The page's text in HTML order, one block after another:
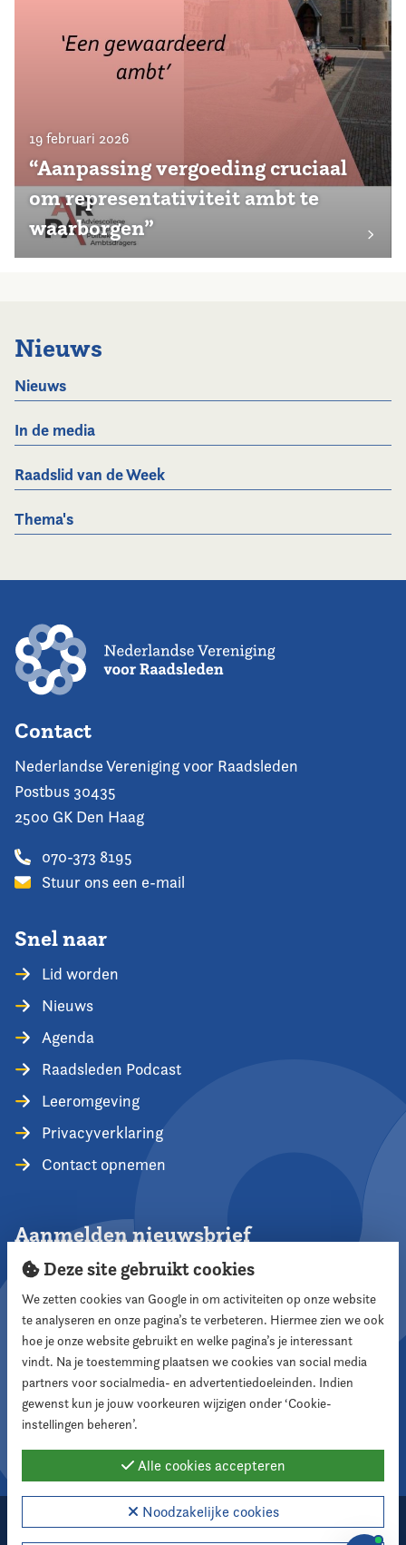
19 februari 2026
“Aanpassing vergoeding cruciaal
om representativiteit ambt te
waarborgen”
Nieuws
Nieuws
In de media
Raadslid van de Week
Thema's
Contact
Nederlandse Vereniging voor Raadsleden
Postbus 30435
2500 GK Den Haag
070-373 8195
Stuur ons een e-mail
Snel naar
Lid worden
Nieuws
Agenda
Raadsleden Podcast
Leeromgeving
Privacyverklaring
Contact opnemen
Aanmelden nieuwsbrief
Aanmelden
Volg ons
2026 Nederlandse Vereniging voor Raadsleden
Deze site gebruikt cookies
We zetten cookies van Google in om activiteiten op onze website
te analyseren en onze pagina’s te verbeteren. Hiermee zien we ook
hoe je onze website gebruikt en welke pagina’s je interessant
vindt. Na je toestemming plaatsen we cookies van social media
partners voor socialmedia- en advertentiedoeleinden. Indien
gewenst kun je jouw voorkeuren wijzigen onder ‘Cookie-
instellingen beheren’.
Alle cookies accepteren
Noodzakelijke cookies